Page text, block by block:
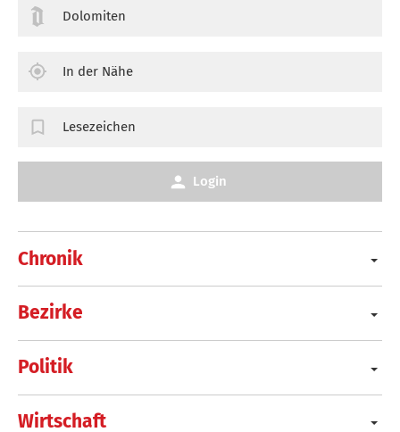
Chronik
Bezirke
Politik
Wirtschaft
Dolomiten
In der Nähe
Lesezeichen
Login